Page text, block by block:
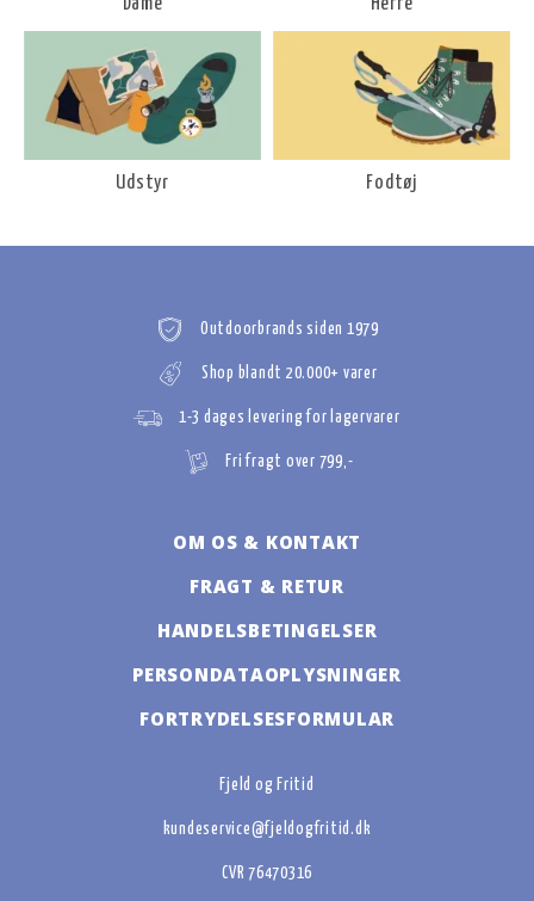
Udstyr Fodtøj
Outdoorbrands siden 1979
Shop blandt 20.000+ varer
1-3 dages levering for lagervarer
Fri fragt over 799,-
OM OS & KONTAKT
FRAGT & RETUR
HANDELSBETINGELSER
PERSONDATAOPLYSNINGER
FORTRYDELSESFORMULAR
Fjeld og Fritid
kundeservice@fjeldogfritid.dk
CVR 76470316